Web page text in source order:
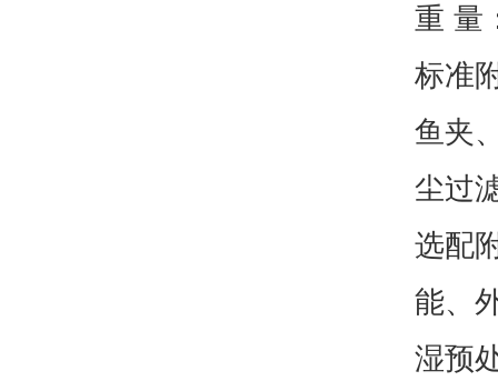
重 量
标准
鱼夹
尘过
选配
能、
湿预